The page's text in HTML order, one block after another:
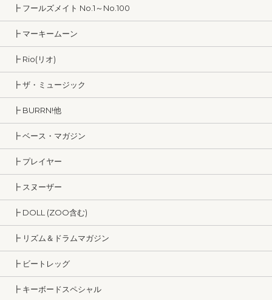
┣ フールズメイト No.1～No.100
┣ マーキームーン
┣ Rio(リオ)
┣ ザ・ミュージック
┣ BURRN!他
┣ ベース・マガジン
┣ プレイヤー
┣ スヌーザー
┣ DOLL (ZOO含む)
┣ リズム＆ドラムマガジン
┣ ビートレッグ
┣ キーボードスペシャル